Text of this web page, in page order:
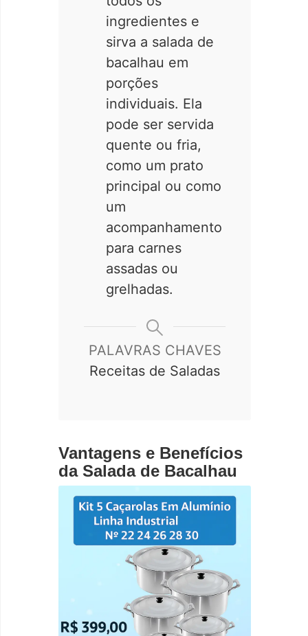
ingredientes e
sirva a salada de
bacalhau em
porções
individuais. Ela
pode ser servida
quente ou fria,
como um prato
principal ou como
um
acompanhamento
para carnes
assadas ou
grelhadas.
PALAVRAS CHAVES
Receitas de Saladas
Vantagens e Benefícios
da Salada de Bacalhau